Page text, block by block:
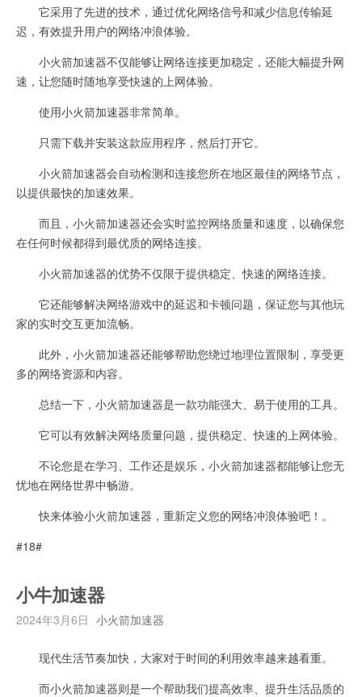
它采用了先进的技术，通过优化网络信号和减少信息传输延
迟，有效提升用户的网络冲浪体验。
小火箭加速器不仅能够让网络连接更加稳定，还能大幅提升网
速，让您随时随地享受快速的上网体验。
使用小火箭加速器非常简单。
只需下载并安装这款应用程序，然后打开它。
小火箭加速器会自动检测和连接您所在地区最佳的网络节点，
以提供最快的加速效果。
而且，小火箭加速器还会实时监控网络质量和速度，以确保您
在任何时候都得到最优质的网络连接。
小火箭加速器的优势不仅限于提供稳定、快速的网络连接。
它还能够解决网络游戏中的延迟和卡顿问题，保证您与其他玩
家的实时交互更加流畅。
此外，小火箭加速器还能够帮助您绕过地理位置限制，享受更
多的网络资源和内容。
总结一下，小火箭加速器是一款功能强大、易于使用的工具。
它可以有效解决网络质量问题，提供稳定、快速的上网体验。
不论您是在学习、工作还是娱乐，小火箭加速器都能够让您无
忧地在网络世界中畅游。
快来体验小火箭加速器，重新定义您的网络冲浪体验吧！。
#18#
小牛加速器
2024年3月6日 小火箭加速器
现代生活节奏加快，大家对于时间的利用效率越来越看重。
而小火箭加速器则是一个帮助我们提高效率、提升生活品质的